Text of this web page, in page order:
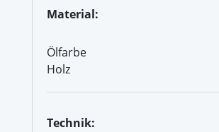
Material:
Ölfarbe
Holz
Technik: